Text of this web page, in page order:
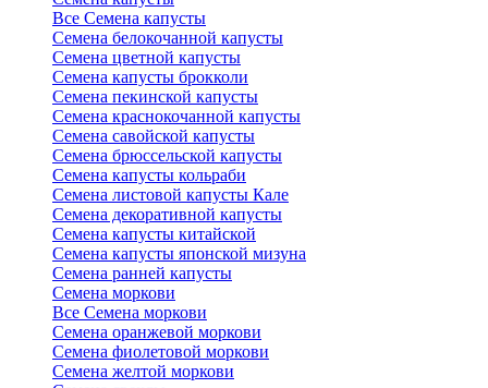
Все Семена капусты
Семена белокочанной капусты
Семена цветной капусты
Семена капусты брокколи
Семена пекинской капусты
Семена краснокочанной капусты
Семена савойской капусты
Семена брюссельской капусты
Семена капусты кольраби
Семена листовой капусты Кале
Семена декоративной капусты
Семена капусты китайской
Семена капусты японской мизуна
Семена ранней капусты
Семена моркови
Все Семена моркови
Семена оранжевой моркови
Семена фиолетовой моркови
Семена желтой моркови